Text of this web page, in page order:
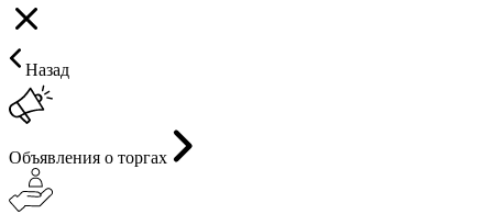
Назад
Объявления о торгах